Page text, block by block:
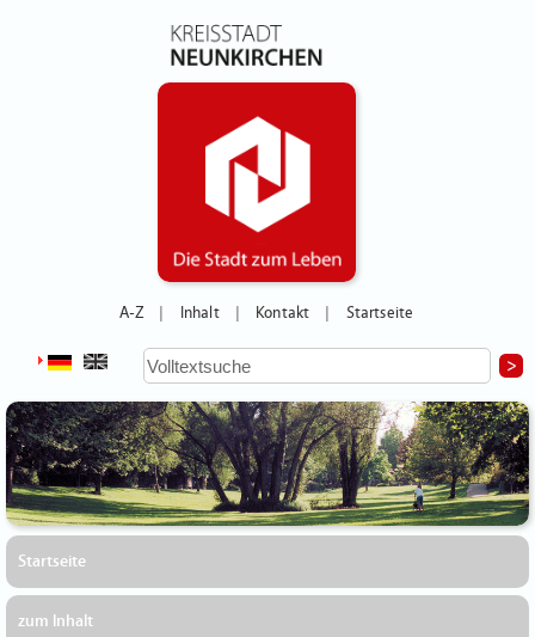
A-Z Inhalt Kontakt Startseite
Startseite
zum Inhalt